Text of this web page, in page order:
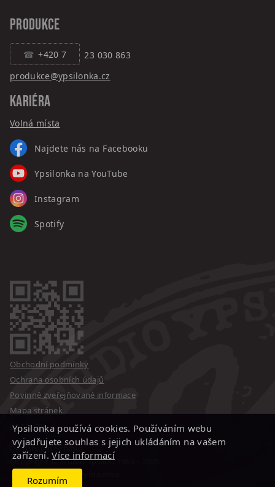
PRODUKCE
+420 7
23 030 863
produkce@ypsilonka.cz
KARIÉRA
Volná místa
Najdete nás na Facebooku
Ypsilonka na YouTube
Instagram
Spotify
Obchodní podmínky
Ochrana osobních údajů
Povinně zveřejňované informace
Mapa stránek
Kontakty
Design: Jan Schmid
Copyright © Studio Ypsilon
Změna programu vyhrazena
Ypsilonka používá cookies. Používáním webu
vyjadřujete souhlas s jejich ukládáním na vašem
zařízení.Více informací
Rozumím